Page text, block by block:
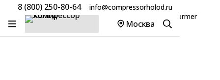
8 (800) 250-80-64 info@compressorholod.ru
Москва
Главная Товары
Компрессоры Danfoss/Performer
Компрессор Danfoss MLZ048T4LQ9A (121L8808)